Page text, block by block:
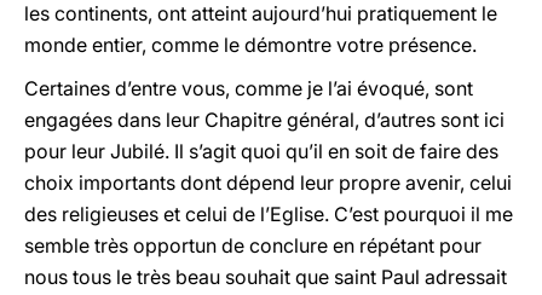
les continents, ont atteint aujourd’hui pratiquement le
monde entier, comme le démontre votre présence.
Certaines d’entre vous, comme je l’ai évoqué, sont
engagées dans leur Chapitre général, d’autres sont ici
pour leur Jubilé. Il s’agit quoi qu’il en soit de faire des
choix importants dont dépend leur propre avenir, celui
des religieuses et celui de l’Eglise. C’est pourquoi il me
semble très opportun de conclure en répétant pour
nous tous le très beau souhait que saint Paul adressait